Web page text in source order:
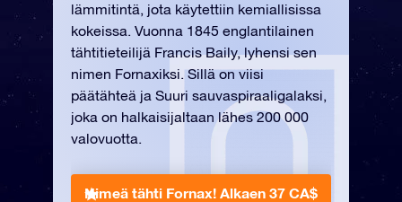
lämmitintä, jota käytettiin kemiallisissa
kokeissa. Vuonna 1845 englantilainen
tähtitieteilijä Francis Baily, lyhensi sen
nimen Fornaxiksi. Sillä on viisi
päätähteä ja Suuri sauvaspiraaligalaksi,
joka on halkaisijaltaan lähes 200 000
valovuotta.
Nimeä tähti Fornax! Alkaen 37 CA$